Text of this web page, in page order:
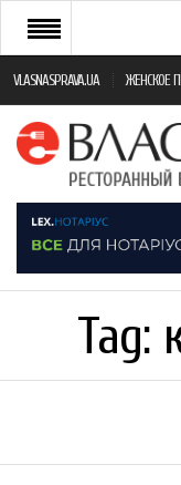
VLASNASPRAVA.UA ЖЕНСКОЕ
НОВИНИ РЕСТОРАННОГО
ЯК ВІДКРИТИ ТА УСПІШНО
МОНІТОРИНГ
ФРАНЧАЙЗИНГ
Tag: